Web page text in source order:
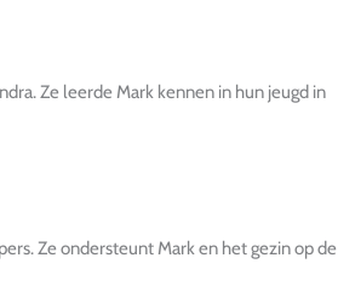
Ze leerde Mark kennen in hun jeugd in
Ze ondersteunt Mark en het gezin op de